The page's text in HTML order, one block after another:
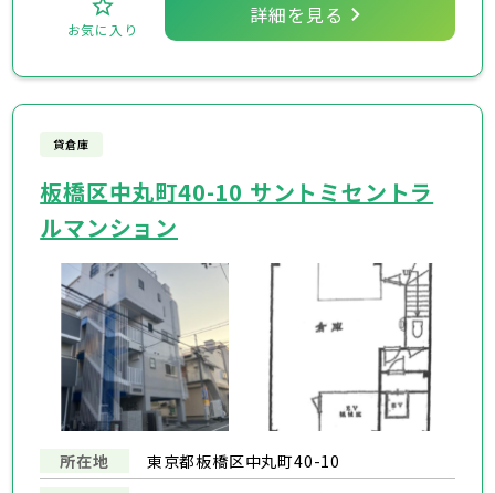
お気に入り
詳細を見る
貸倉庫
板橋区中丸町40-10 サントミセントラ
ルマンション
所在地
東京都板橋区中丸町40-10